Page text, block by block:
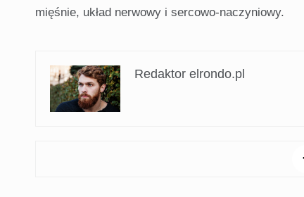
mięśnie, układ nerwowy i sercowo-naczyniowy.
Redaktor elrondo.pl